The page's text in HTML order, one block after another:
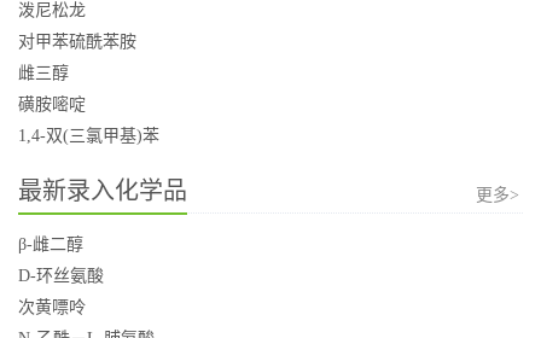
泼尼松龙
对甲苯硫酰苯胺
雌三醇
磺胺嘧啶
1,4-双(三氯甲基)苯
最新录入化学品 更多>
β-雌二醇
D-环丝氨酸
次黄嘌呤